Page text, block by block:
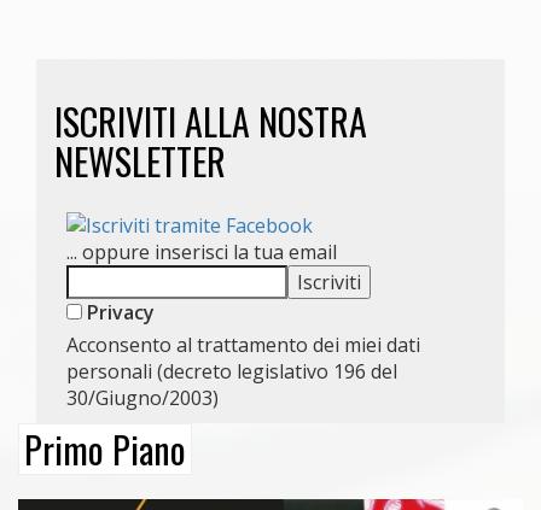
ISCRIVITI ALLA NOSTRA
NEWSLETTER
... oppure inserisci la tua email
Privacy
Acconsento al trattamento dei miei dati
personali (decreto legislativo 196 del
30/Giugno/2003)
Primo Piano